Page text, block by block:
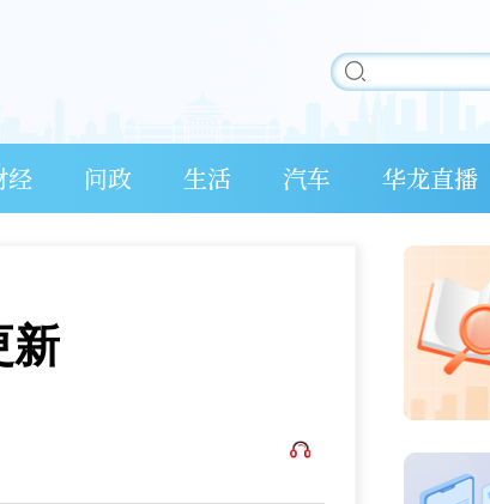
经 问政 生活 汽车 华龙直播
新